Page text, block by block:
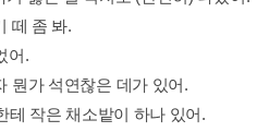
떼 좀 봐.
어.
뭔가 석연찮은 데가 있어.
테 작은 채소밭이 하나 있어.